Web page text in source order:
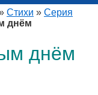
Стихи » Серия
днём
днём